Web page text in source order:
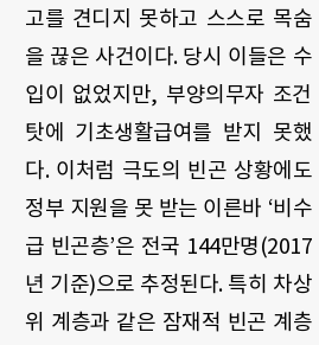
고를 견디지 못하고 스스로 목숨
을 끊은 사건이다. 당시 이들은 수
입이 없었지만, 부양의무자 조건
탓에 기초생활급여를 받지 못했
다. 이처럼 극도의 빈곤 상황에도
정부 지원을 못 받는 이른바 ‘비수
급 빈곤층’은 전국 144만명(2017
년 기준)으로 추정된다. 특히 차상
위 계층과 같은 잠재적 빈곤 계층